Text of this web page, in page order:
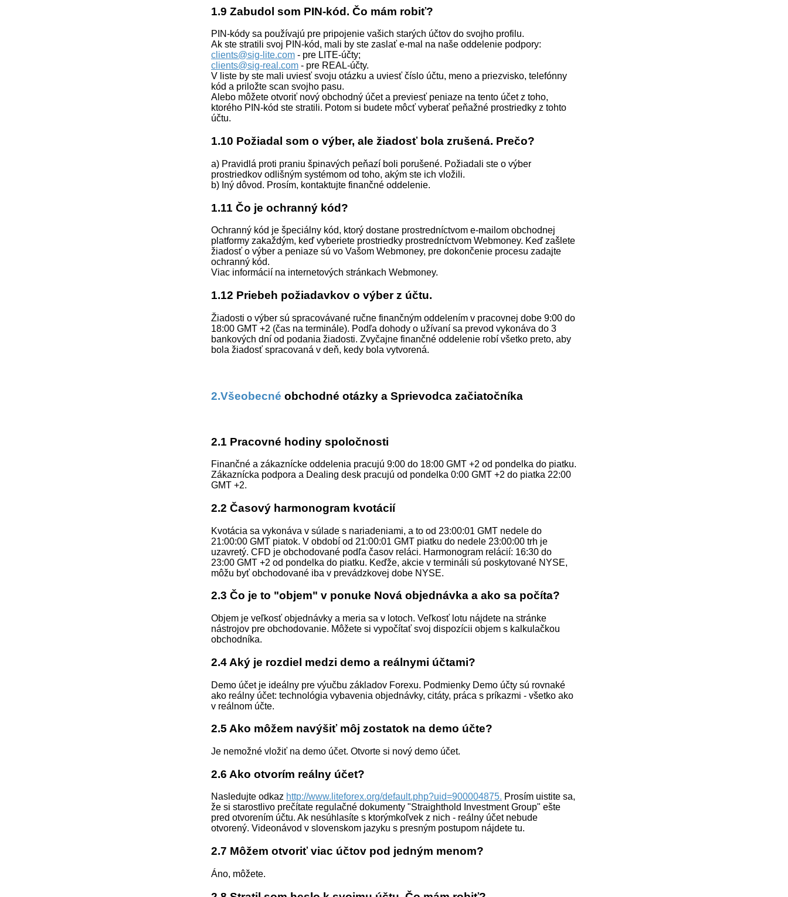
1.9 Zabudol som PIN-kód. Čo mám robiť?
PIN-kódy sa používajú pre pripojenie vašich starých účtov do svojho profilu.
Ak ste stratili svoj PIN-kód, mali by ste zaslať e-mal na naše oddelenie podpory:
clients@sig-lite.com - pre LITE-účty;
clients@sig-real.com - pre REAL-účty.
V liste by ste mali uviesť svoju otázku a uviesť číslo účtu, meno a priezvisko, telefónny
kód a priložte scan svojho pasu.
Alebo môžete otvoriť nový obchodný účet a previesť peniaze na tento účet z toho,
ktorého PIN-kód ste stratili. Potom si budete môcť vyberať peňažné prostriedky z tohto
účtu.
1.10 Požiadal som o výber, ale žiadosť bola zrušená. Prečo?
a) Pravidlá proti praniu špinavých peňazí boli porušené. Požiadali ste o výber
prostriedkov odlišným systémom od toho, akým ste ich vložili.
b) Iný dôvod. Prosím, kontaktujte finančné oddelenie.
1.11 Čo je ochranný kód?
Ochranný kód je špeciálny kód, ktorý dostane prostredníctvom e-mailom obchodnej
platformy zakaždým, keď vyberiete prostriedky prostredníctvom Webmoney. Keď zašlete
žiadosť o výber a peniaze sú vo Vašom Webmoney, pre dokončenie procesu zadajte
ochranný kód.
Viac informácií na internetových stránkach Webmoney.
1.12 Priebeh požiadavkov o výber z účtu.
Žiadosti o výber sú spracovávané ručne finančným oddelením v pracovnej dobe 9:00 do
18:00 GMT +2 (čas na terminále). Podľa dohody o užívaní sa prevod vykonáva do 3
bankových dní od podania žiadosti. Zvyčajne finančné oddelenie robí všetko preto, aby
bola žiadosť spracovaná v deň, kedy bola vytvorená.
2.Všeobecné obchodné otázky a Sprievodca začiatočníka
2.1 Pracovné hodiny spoločnosti
Finančné a zákaznícke oddelenia pracujú 9:00 do 18:00 GMT +2 od pondelka do piatku.
Zákaznícka podpora a Dealing desk pracujú od pondelka 0:00 GMT +2 do piatka 22:00
GMT +2.
2.2 Časový harmonogram kvotácií
Kvotácia sa vykonáva v súlade s nariadeniami, a to od 23:00:01 GMT nedele do
21:00:00 GMT piatok. V období od 21:00:01 GMT piatku do nedele 23:00:00 trh je
uzavretý. CFD je obchodované podľa časov reláci. Harmonogram relácií: 16:30 do
23:00 GMT +2 od pondelka do piatku. Keďže, akcie v termináli sú poskytované NYSE,
môžu byť obchodované iba v prevádzkovej dobe NYSE.
2.3 Čo je to "objem" v ponuke Nová objednávka a ako sa počíta?
Objem je veľkosť objednávky a meria sa v lotoch. Veľkosť lotu nájdete na stránke
nástrojov pre obchodovanie. Môžete si vypočítať svoj dispozícii objem s kalkulačkou
obchodníka.
2.4 Aký je rozdiel medzi demo a reálnymi účtami?
Demo účet je ideálny pre výučbu základov Forexu. Podmienky Demo účty sú rovnaké
ako reálny účet: technológia vybavenia objednávky, citáty, práca s príkazmi - všetko ako
v reálnom účte.
2.5 Ako môžem navýšiť môj zostatok na demo účte?
Je nemožné vložiť na demo účet. Otvorte si nový demo účet.
2.6 Ako otvorím reálny účet?
Nasledujte odkaz http://www.liteforex.org/default.php?uid=900004875. Prosím uistite sa,
že si starostlivo prečítate regulačné dokumenty "Straighthold Investment Group" ešte
pred otvorením účtu. Ak nesúhlasíte s ktorýmkoľvek z nich - reálny účet nebude
otvorený. Videonávod v slovenskom jazyku s presným postupom nájdete tu.
2.7 Môžem otvoriť viac účtov pod jedným menom?
Áno, môžete.